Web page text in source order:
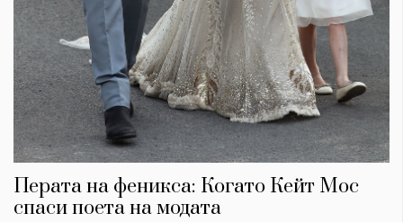
Перата на феникса: Когато Кейт Мос
спаси поета на модата